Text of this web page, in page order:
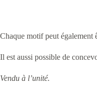
Chaque motif peut également
Il est aussi possible de
Vendu à l’unité.